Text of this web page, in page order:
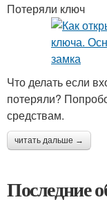
Потеряли ключ
Что делать если
потеряли?
средствам.
читать дальше →
Последние